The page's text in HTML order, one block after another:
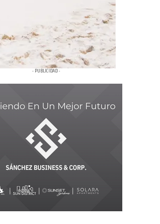
- PUBLICIDAD -